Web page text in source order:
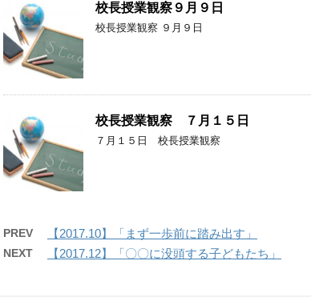
校長授業観察９月９日
校長授業観察 ９月９日
校長授業観察 ７月１５日
７月１５日 校長授業観察
PREV 【2017.10】「まず一歩前に踏み出す」
NEXT 【2017.12】「〇〇に没頭する子どもたち」